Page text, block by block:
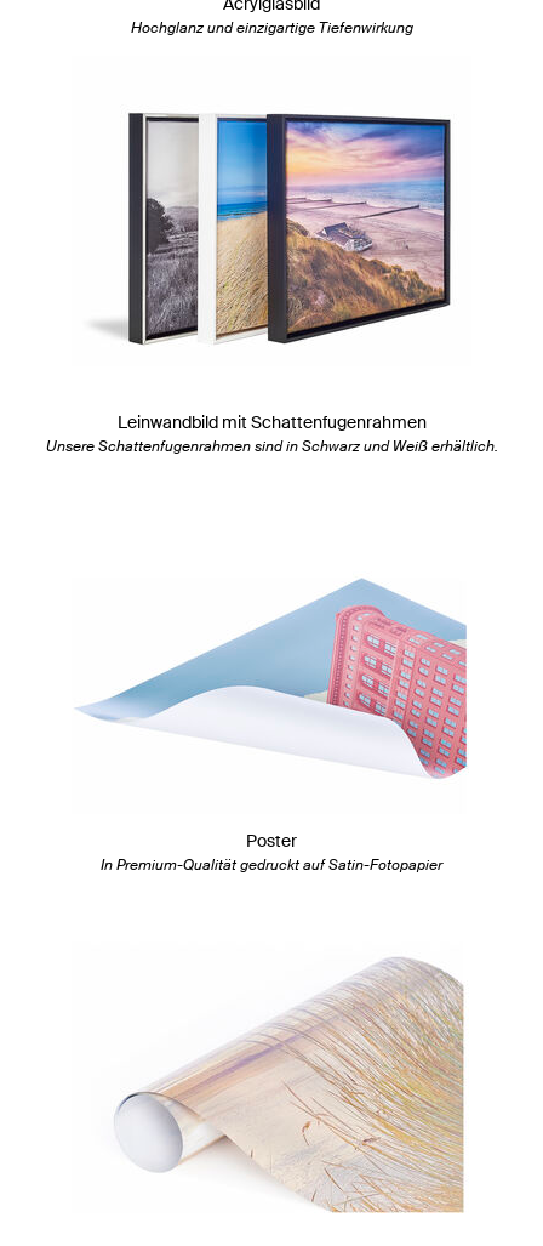
Hochglanz und einzigartige Tiefenwirkung
Leinwandbild mit Schattenfugenrahmen
Unsere Schattenfugenrahmen sind in Schwarz und Weiß erhältlich.
Poster
In Premium-Qualität gedruckt auf Satin-Fotopapier